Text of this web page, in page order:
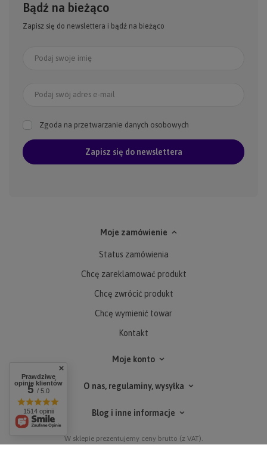
Bądź na bieżąco
Zapisz się do newslettera i bądź na bieżąco
Podaj swoje imię
Podaj swój adres e-mail
Zgoda na przetwarzanie danych osobowych
Zapisz się do newslettera
Moje zamówienie
Status zamówienia
Chcę zareklamować produkt
Chcę zwrócić produkt
Chcę wymienić towar
Kontakt
Moje konto
O nas, regulaminy, wysyłka
Blog i inne informacje
W sklepie prezentujemy ceny brutto (z VAT).
Prawdziwe
opinie klientów
5/ 5.0
1514 opinii